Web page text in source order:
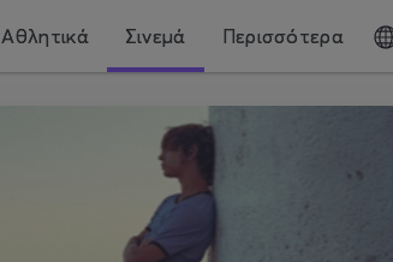
Αθλητικά Σινεμά Περισσότερα